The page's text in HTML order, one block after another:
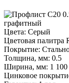
Цвета: Серый
Цветовая палитра
Покрытие:
Толщина, мм: 0.5
Ширина, мм: 1 100
Цинковое